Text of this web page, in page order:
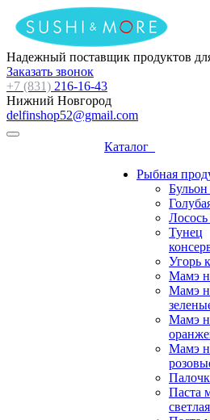
Надежный поставщик продуктов
Заказать звонок
+7 (831) 216-16-43
Нижний Новгород
delfinshop52@gmail.com
Каталог
Рыбная
Тунец
Угорь
Мамэ
Мамэ
Мамэ
Мамэ
Паста
светлая